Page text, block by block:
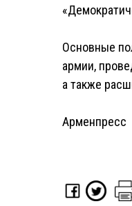
Основные
армии,
а также
Арменпресс